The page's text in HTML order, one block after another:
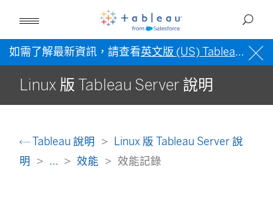
如需了解最新資訊，請查看英文版 (US) Tableau 說明
Linux 版 Tableau Server 說明
Tableau 說明
Linux 版 Tableau Server 說
明
... 效能 效能記錄